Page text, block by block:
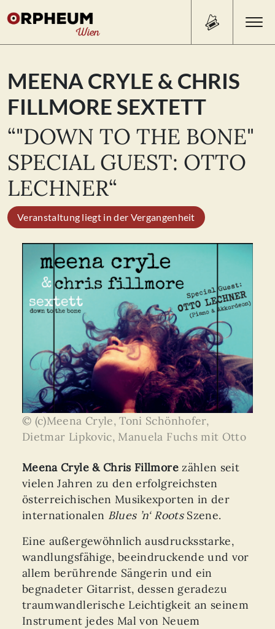
Search
for:
Search Button
PROGRAMM/TICKETS
BEISL
ÜBER UNS
KONTAKT
MEENA CRYLE & CHRIS
FILLMORE SEXTETT
“"DOWN TO THE BONE"
SPECIAL GUEST: OTTO
LECHNER“
Veranstaltung liegt in der Vergangenheit
© (c)Meena Cryle, Toni Schönhofer,
Dietmar Lipkovic, Manuela Fuchs mit Otto
Meena Cryle & Chris Fillmorezählen seit
vielen Jahren zu den erfolgreichsten
österreichischen Musikexporten in der
internationalen Blues ’n‘ RootsSzene.
Eine außergewöhnlich ausdrucksstarke,
wandlungsfähige, beeindruckende und vor
allem berührende Sängerin und ein
begnadeter Gitarrist, dessen geradezu
traumwandlerische Leichtigkeit an seinem
Instrument jedes Mal von Neuem